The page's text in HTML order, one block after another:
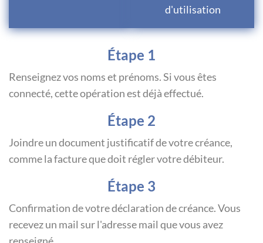
d'utilisation
Étape 1
Renseignez vos noms et prénoms. Si vous êtes
connecté, cette opération est déjà effectué.
Étape 2
Joindre un document justificatif de votre créance,
comme la facture que doit régler votre débiteur.
Étape 3
Confirmation de votre déclaration de créance. Vous
recevez un mail sur l'adresse mail que vous avez
renseigné.